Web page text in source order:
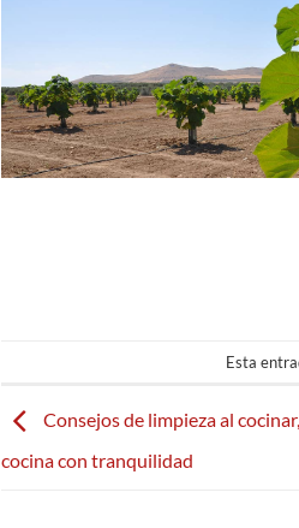
Esta
Consejos de limpieza al
cocina con tranquilidad